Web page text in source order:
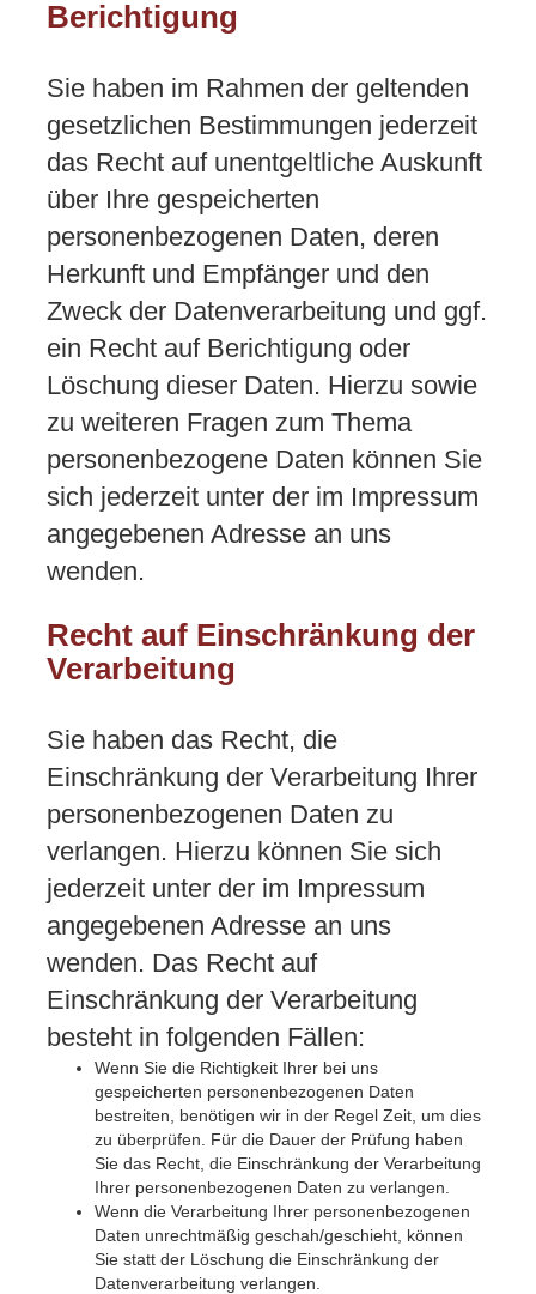
Berichtigung
Sie haben im Rahmen der geltenden
gesetzlichen Bestimmungen jederzeit
das Recht auf unentgeltliche Auskunft
über Ihre gespeicherten
personenbezogenen Daten, deren
Herkunft und Empfänger und den
Zweck der Datenverarbeitung und ggf.
ein Recht auf Berichtigung oder
Löschung dieser Daten. Hierzu sowie
zu weiteren Fragen zum Thema
personenbezogene Daten können Sie
sich jederzeit unter der im Impressum
angegebenen Adresse an uns
wenden.
Recht auf Einschränkung der
Verarbeitung
Sie haben das Recht, die
Einschränkung der Verarbeitung Ihrer
personenbezogenen Daten zu
verlangen. Hierzu können Sie sich
jederzeit unter der im Impressum
angegebenen Adresse an uns
wenden. Das Recht auf
Einschränkung der Verarbeitung
besteht in folgenden Fällen:
Wenn Sie die Richtigkeit Ihrer bei uns
gespeicherten personenbezogenen Daten
bestreiten, benötigen wir in der Regel Zeit, um dies
zu überprüfen. Für die Dauer der Prüfung haben
Sie das Recht, die Einschränkung der Verarbeitung
Ihrer personenbezogenen Daten zu verlangen.
Wenn die Verarbeitung Ihrer personenbezogenen
Daten unrechtmäßig geschah/geschieht, können
Sie statt der Löschung die Einschränkung der
Datenverarbeitung verlangen.